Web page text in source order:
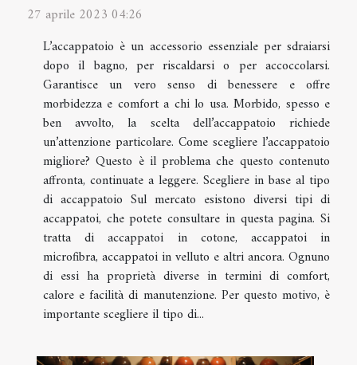
27 aprile 2023 04:26
L’accappatoio è un accessorio essenziale per sdraiarsi
dopo il bagno, per riscaldarsi o per accoccolarsi.
Garantisce un vero senso di benessere e offre
morbidezza e comfort a chi lo usa. Morbido, spesso e
ben avvolto, la scelta dell’accappatoio richiede
un’attenzione particolare. Come scegliere l’accappatoio
migliore? Questo è il problema che questo contenuto
affronta, continuate a leggere. Scegliere in base al tipo
di accappatoio Sul mercato esistono diversi tipi di
accappatoi, che potete consultare in questa pagina. Si
tratta di accappatoi in cotone, accappatoi in
microfibra, accappatoi in velluto e altri ancora. Ognuno
di essi ha proprietà diverse in termini di comfort,
calore e facilità di manutenzione. Per questo motivo, è
importante scegliere il tipo di...